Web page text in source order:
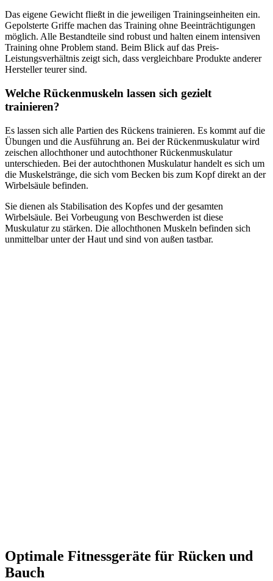
Das eigene Gewicht fließt in die jeweiligen Trainingseinheiten ein.
Gepolsterte Griffe machen das Training ohne Beeinträchtigungen
möglich. Alle Bestandteile sind robust und halten einem intensiven
Training ohne Problem stand. Beim Blick auf das Preis-
Leistungsverhältnis zeigt sich, dass vergleichbare Produkte anderer
Hersteller teurer sind.
Welche Rückenmuskeln lassen sich gezielt
trainieren?
Es lassen sich alle Partien des Rückens trainieren. Es kommt auf die
Übungen und die Ausführung an. Bei der Rückenmuskulatur wird
zeischen allochthoner und autochthoner Rückenmuskulatur
unterschieden. Bei der autochthonen Muskulatur handelt es sich um
die Muskelstränge, die sich vom Becken bis zum Kopf direkt an der
Wirbelsäule befinden.
Sie dienen als Stabilisation des Kopfes und der gesamten
Wirbelsäule. Bei Vorbeugung von Beschwerden ist diese
Muskulatur zu stärken. Die allochthonen Muskeln befinden sich
unmittelbar unter der Haut und sind von außen tastbar.
Optimale Fitnessgeräte für Rücken und
Bauch